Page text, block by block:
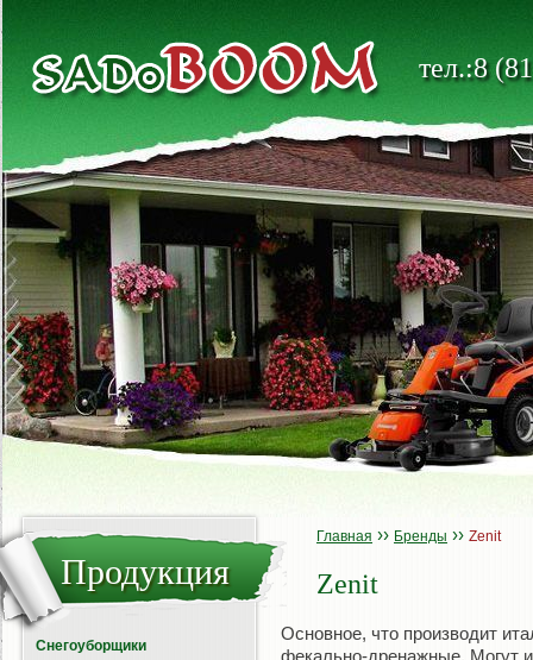
тел.:8
Главная ›› Бренды ›› Zenit
Zenit
Основное, что производит
фекально-дренажные. Могут
Продукция
Снегоуборщики